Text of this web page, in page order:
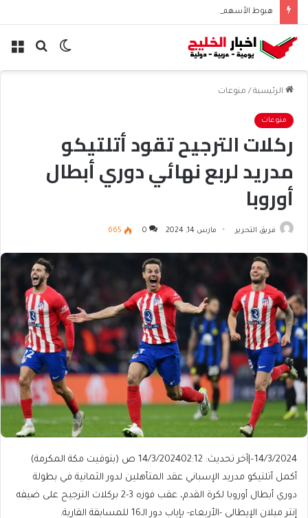
هبوط الأسهم والذهب وصعود النفط يعقّد مسار الفدرالي
بحث الوضع
الرئيسية / منوعات
منوعات
ركلات الترجيح تقود أتلتيكو
مدريد لربع نهائي دوري أبطال
أوروبا
فريق التحرير مارس 14, 2024 0
665
14/3/2024
– آخر تحديث: 14/3/2024 02:12 ص (بتوقيت مكة المكرمة)
أكمل أتلتيكو مدريد الإسباني عقد المتأهلين لدور الثمانية في بطولة
دوري أبطال أوروبا لكرة القدم، عقب فوزه 3-2 بركلات الترجيح على ضيفه
إنتر ميلان الإيطالي -الأربعاء- بإياب دور الـ16 للمسابقة القارية.